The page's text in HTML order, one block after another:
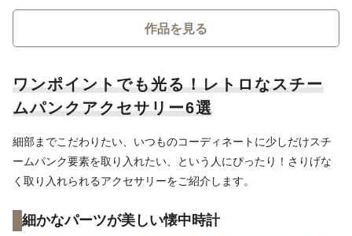
作品を見る
ワンポイントでも光る！レトロなスチー
ムパンクアクセサリー6選
細部までこだわりたい、いつものコーディネートに少しだけスチ
ームパンク要素を取り入れたい、という人にぴったり！さりげな
く取り入れられるアクセサリーをご紹介します。
細かなパーツが美しい懐中時計